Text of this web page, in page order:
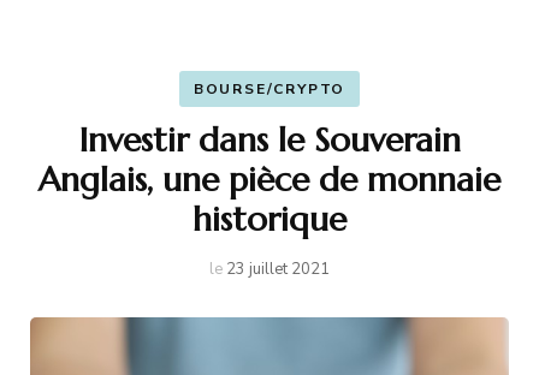
BOURSE/CRYPTO
Investir dans le Souverain
Anglais, une pièce de monnaie
historique
le 23 juillet 2021